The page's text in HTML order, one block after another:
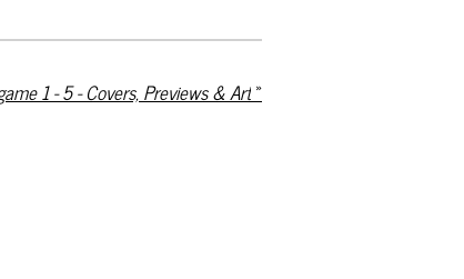
1 - 5 - Covers, Previews & Art»